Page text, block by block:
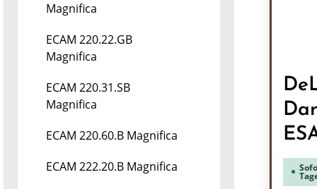
Magnifica
ECAM 220.22.GB
Magnifica
ECAM 220.31.SB
Magnifica
ECAM 220.60.B Magnifica
ECAM 222.20.B Magnifica